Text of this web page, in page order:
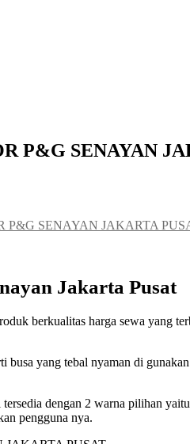
P&G SENAYAN
SENAYAN JAKARTA
Jakarta Pusat
berkualitas harga sewa
yang tebal nyaman di
dengan 2 warna pilihan
pengguna nya.